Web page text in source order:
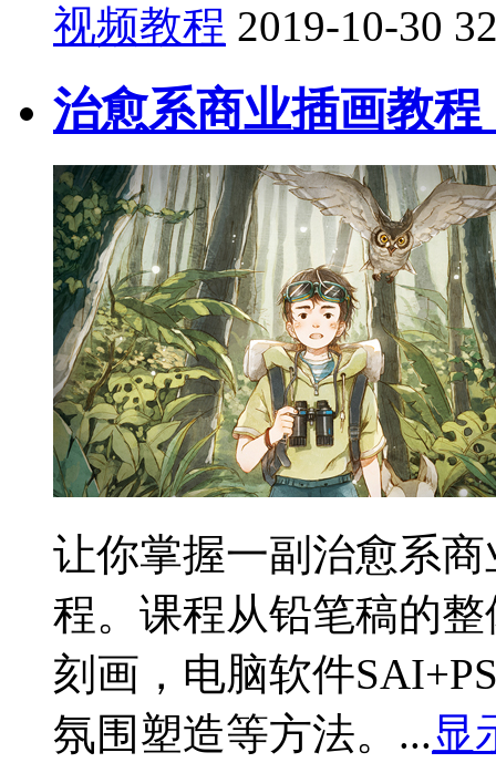
视频教程 2019-10-30
治愈系商业插画教
让你掌握一副治愈系
程。课程从铅笔稿的
刻画，电脑软件
氛围塑造等方法。...显